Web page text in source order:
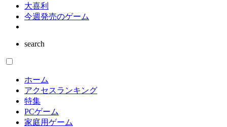
大喜利
今週発売のゲーム
search
ホーム
アクセスランキング
特集
PCゲーム
家庭用ゲーム